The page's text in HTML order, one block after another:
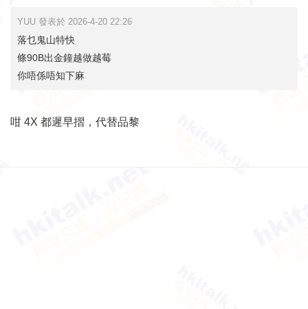
YUU 發表於 2026-4-20 22:26
落乜鬼山特快
條90B出金鐘越做越莓
你唔係唔知下麻
咁 4X 都遲早摺，代替品黎